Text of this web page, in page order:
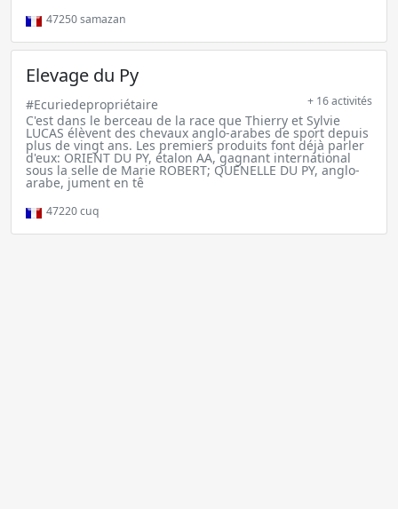
47250samazan
Elevage du Py
#Ecuriedepropriétaire + 16 activités
C'est dans le berceau de la race que Thierry et Sylvie
LUCAS élèvent des chevaux anglo-arabes de sport depuis
plus de vingt ans. Les premiers produits font déjà parler
d'eux: ORIENT DU PY, étalon AA, gagnant international
sous la selle de Marie ROBERT; QUENELLE DU PY, anglo-
arabe, jument en tê
47220cuq